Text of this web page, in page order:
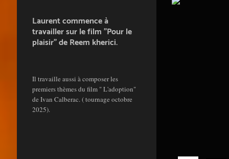
Laurent commence à
travailler sur le film "Pour le
plaisir" de Reem kherici.
Il travaille aussi à composer les
premiers thèmes du film " L'adoption"
de Ivan Calberac. ( tournage octobre
2025).